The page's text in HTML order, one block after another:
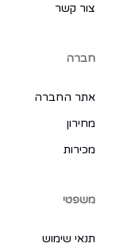
צור קשר
חברה
אתר החברה
מחירון
מכירות
משפטי
תנאי שימוש